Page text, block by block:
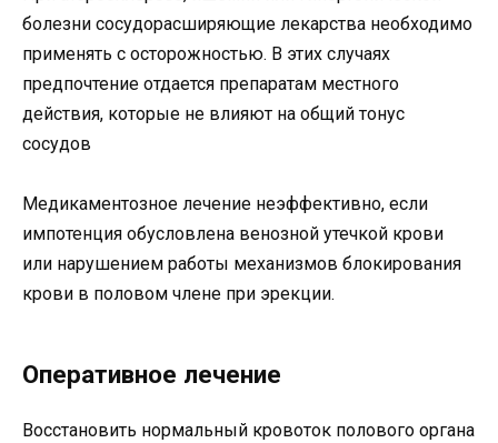
болезни сосудорасширяющие лекарства необходимо
применять с осторожностью. В этих случаях
предпочтение отдается препаратам местного
действия, которые не влияют на общий тонус
сосудов
Медикаментозное лечение неэффективно, если
импотенция обусловлена венозной утечкой крови
или нарушением работы механизмов блокирования
крови в половом члене при эрекции.
Оперативное лечение
Восстановить нормальный кровоток полового органа